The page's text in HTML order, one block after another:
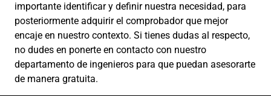
importante identificar y definir nuestra necesidad, para
posteriormente adquirir el comprobador que mejor
encaje en nuestro contexto. Si tienes dudas al respecto,
no dudes en ponerte en contacto con nuestro
departamento de ingenieros para que puedan asesorarte
de manera gratuita.